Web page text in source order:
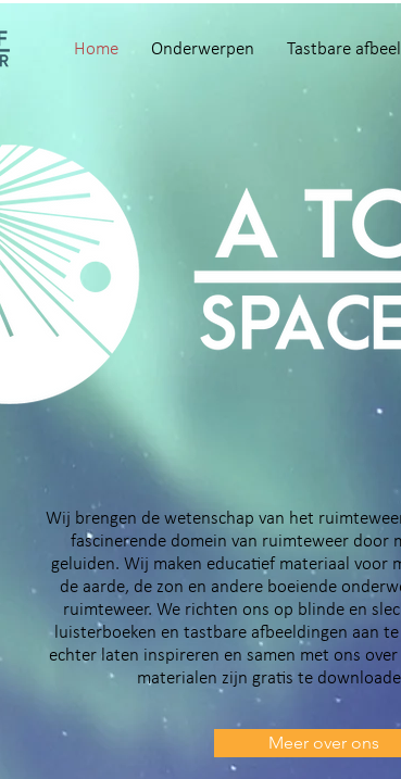
Home Onderwerpen Tastbare
Wij brengen de wetenschap van het
fascinerende domein van ruimteweer door
geluiden. Wij maken educatief materiaal voor
de aarde, de zon en andere boeiende
ruimteweer. We richten ons op blinde en
luisterboeken en tastbare afbeeldingen aan
echter laten inspireren en samen met ons
materialen zijn gratis te
Meer over ons